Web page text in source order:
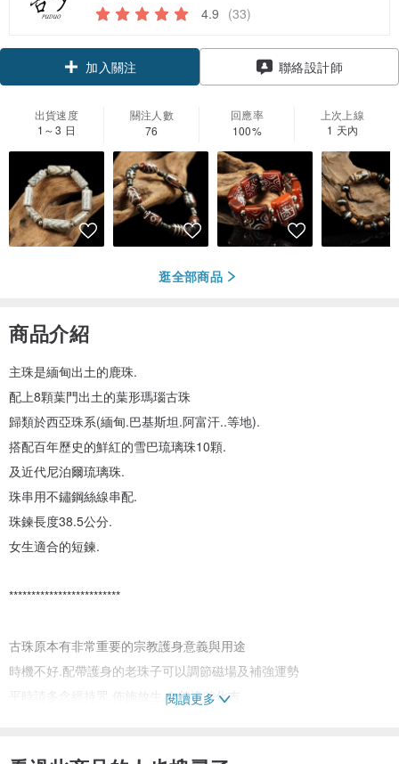
4.9 (33)
加入關注 聯絡設計師
出貨速度
1～3 日
關注人數
76
回應率
100%
上次上線
1 天內
逛全部商品
商品介紹
主珠是緬甸出土的鹿珠.
配上8顆葉門出土的葉形瑪瑙古珠
歸類於西亞珠系(緬甸.巴基斯坦.阿富汗..等地).
搭配百年歷史的鮮紅的雪巴琉璃珠10顆.
及近代尼泊爾琉璃珠.
珠串用不鏽鋼絲線串配.
珠鍊長度38.5公分.
女生適合的短鍊.
*************************
古珠原本有非常重要的宗教護身意義與用途
時機不好.配帶護身的老珠子可以調節磁場及補強運勢
平時請多念經持咒.佈施放生.自然逢凶化吉.
閱讀更多